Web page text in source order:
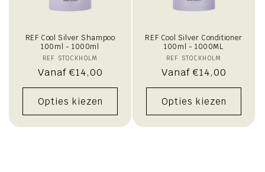
REF Cool Silver Shampoo
100ml - 1000ml
Verkoper:
REF STOCKHOLM
Normale
prijs
Vanaf €14,00
Opties kiezen
REF Cool Silver Conditioner
100ml - 1000ML
Verkoper:
REF STOCKHOLM
Normale
prijs
Vanaf €14,00
Opties kiezen